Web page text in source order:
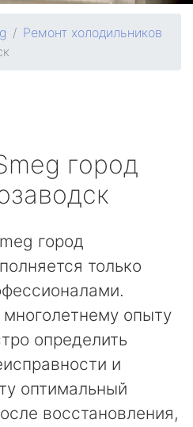
Ремонт холодильников
город
город
только
опыту
определить
и
оптимальный
восстановления,